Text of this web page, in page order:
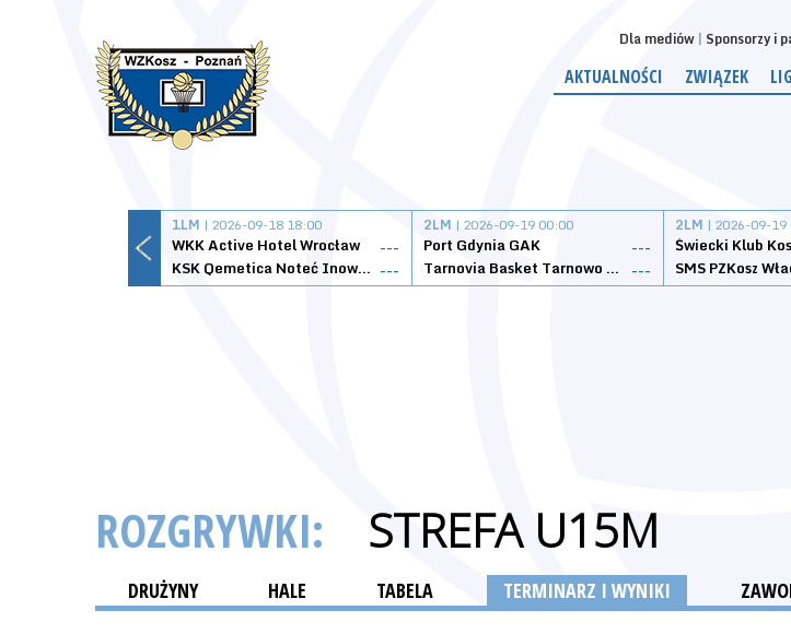
Dla mediów Sponsorzy i
AKTUALNOŚCI ZWIĄZEK
1LM | 2026-09-18 18:00
WKK Active Hotel Wrocław
---
KSK Qemetica Noteć Inowrocław ---
2LM | 2026-09-19 00:00
Port Gdynia GAK
---
Tarnovia Basket Tarnowo Podgórne ---
2LM | 2026-09-19
Świecki Klub
SMS PZKosz
ROZGRYWKI: STREFA U15M
DRUŻYNY HALE TABELA TERMINARZ I WYNIKI